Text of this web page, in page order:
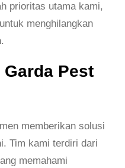
prioritas utama kami,
menghilangkan
Pest
memberikan solusi
Tim kami terdiri dari
memahami